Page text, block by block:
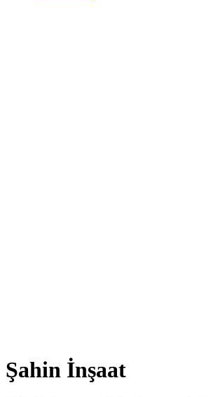
Şahin İnşaat